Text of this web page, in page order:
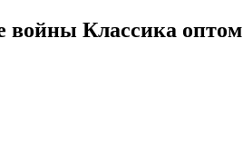
войны Классика оптом